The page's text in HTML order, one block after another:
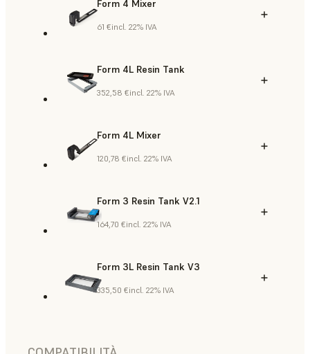
Form 4 Mixer
61 €incl. 22% IVA
Form 4L Resin Tank
352,58 €incl. 22% IVA
Form 4L Mixer
120,78 €incl. 22% IVA
Form 3 Resin Tank V2.1
164,70 €incl. 22% IVA
Form 3L Resin Tank V3
335,50 €incl. 22% IVA